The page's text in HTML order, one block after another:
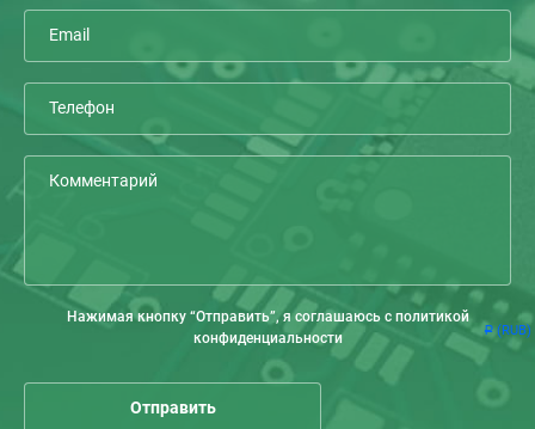
Р (RUB)
Нажимая кнопку “Отправить”, я соглашаюсь с политикой
конфиденциальности